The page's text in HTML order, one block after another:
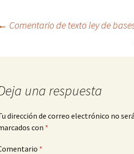
← Comentario de texto ley de
una respuesta
dirección de correo electrónico no
con *
*